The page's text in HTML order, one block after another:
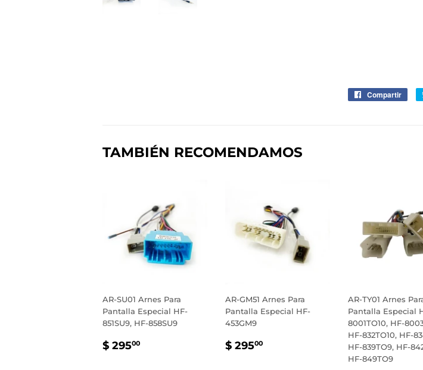
Compartir
TAMBIÉN RECOMENDAMOS
AR-SU01 Arnes Para
Pantalla Especial HF-
851SU9, HF-858SU9
PRECIO
$ 29500
AR-GM51 Arnes Para
Pantalla Especial HF-
453GM9
PRECIO
$ 29500
AR-TY01 Arnes
Pantalla Especial
8001TO10, HF-
HF-832TO10, HF-
HF-839TO9, HF-
HF-849TO9